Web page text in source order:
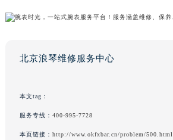
北京浪琴维修服务中心
本文tag：
服务专线： 400-995-7728
本页链接： http://www.okfxbar.cn/problem/500.html